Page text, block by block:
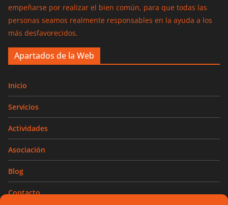
empeñarse por realizar el bien común, para que todas las
personas seamos realmente responsables en la ayuda a los
más desfavorecidos.
Apartados de la Web
Inicio
Servicios
Actividades
Asociación
Blog
Contacto